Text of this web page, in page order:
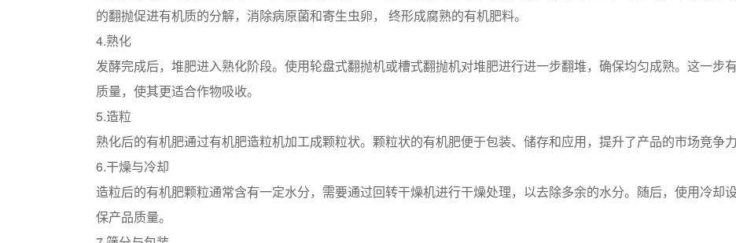
的翻抛促进有机质的分解，消除病原菌和寄生虫卵， 终形成腐熟的有机肥料。
4.熟化
发酵完成后，堆肥进入熟化阶段。使用轮盘式翻抛机或槽式翻抛机对堆肥进行进一步翻堆，确保均匀成熟。这一步
质量，使其更适合作物吸收。
5.造粒
熟化后的有机肥通过有机肥造粒机加工成颗粒状。颗粒状的有机肥便于包装、储存和应用，提升了产品的市场竞争力
6.干燥与冷却
造粒后的有机肥颗粒通常含有一定水分，需要通过回转干燥机进行干燥处理，以去除多余的水分。随后，使用冷却
保产品质量。